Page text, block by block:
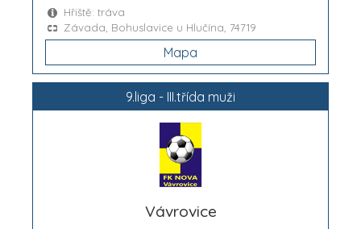
Hřiště: tráva
Závada, Bohuslavice u Hlučína, 74719
Mapa
9.liga - III.třída muži
Vávrovice